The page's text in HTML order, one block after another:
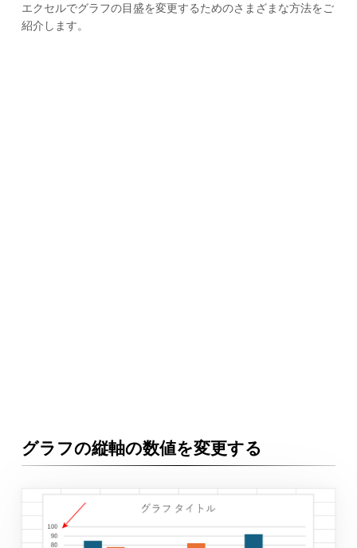
エクセルでグラフの目盛を変更するためのさまざまな方法をご
紹介します。
グラフの縦軸の数値を変更する